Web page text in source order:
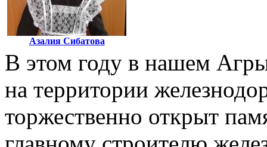
Азалия Сибатова
В этом году в нашем
на территории
торжественно открыт